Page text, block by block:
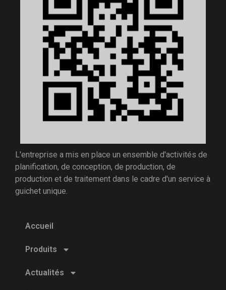
L'entreprise a mis en place un ensemble d'activités de
planification, de conception, de production, de
production et de traitement dans le cadre d'un service à
guichet unique.
Accueil
Produits
Actualités